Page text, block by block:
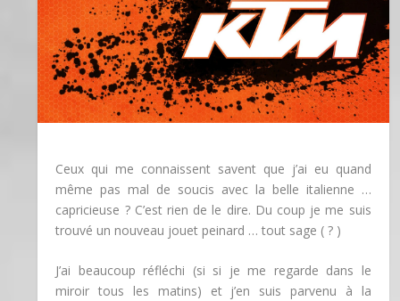
Ceux qui me connaissent savent que j’ai eu quand
même pas mal de soucis avec la belle italienne …
capricieuse ? C’est rien de le dire. Du coup je me suis
trouvé un nouveau jouet peinard … tout sage ( ? )
J’ai beaucoup réfléchi (si si je me regarde dans le
miroir tous les matins) et j’en suis parvenu à la